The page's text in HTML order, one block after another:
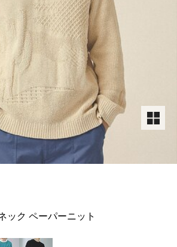
ック ペーパーニット